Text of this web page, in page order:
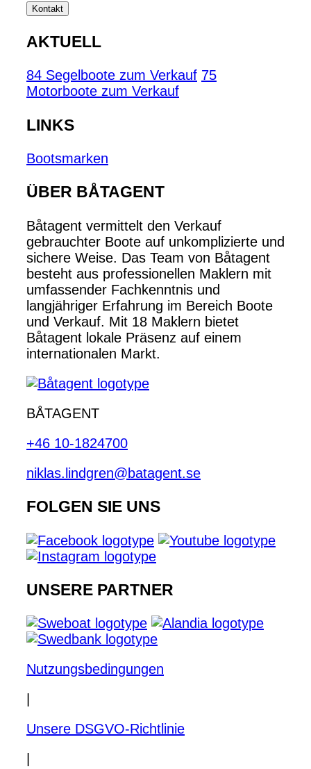
Kontakt
AKTUELL
84 Segelboote zum Verkauf 75
Motorboote zum Verkauf
LINKS
Bootsmarken
ÜBER BÅTAGENT
Båtagent vermittelt den Verkauf
gebrauchter Boote auf unkomplizierte und
sichere Weise. Das Team von Båtagent
besteht aus professionellen Maklern mit
umfassender Fachkenntnis und
langjähriger Erfahrung im Bereich Boote
und Verkauf. Mit 18 Maklern bietet
Båtagent lokale Präsenz auf einem
internationalen Markt.
BÅTAGENT
+46 10-1824700
niklas.lindgren@batagent.se
FOLGEN SIE UNS
UNSERE PARTNER
Nutzungsbedingungen
Unsere DSGVO-Richtlinie